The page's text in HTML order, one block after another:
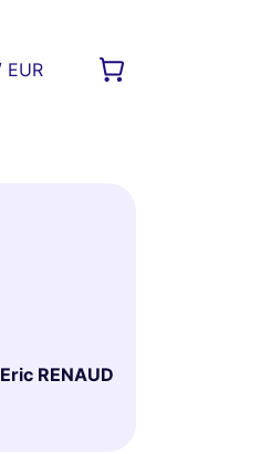
EUR
Eric RENAUD